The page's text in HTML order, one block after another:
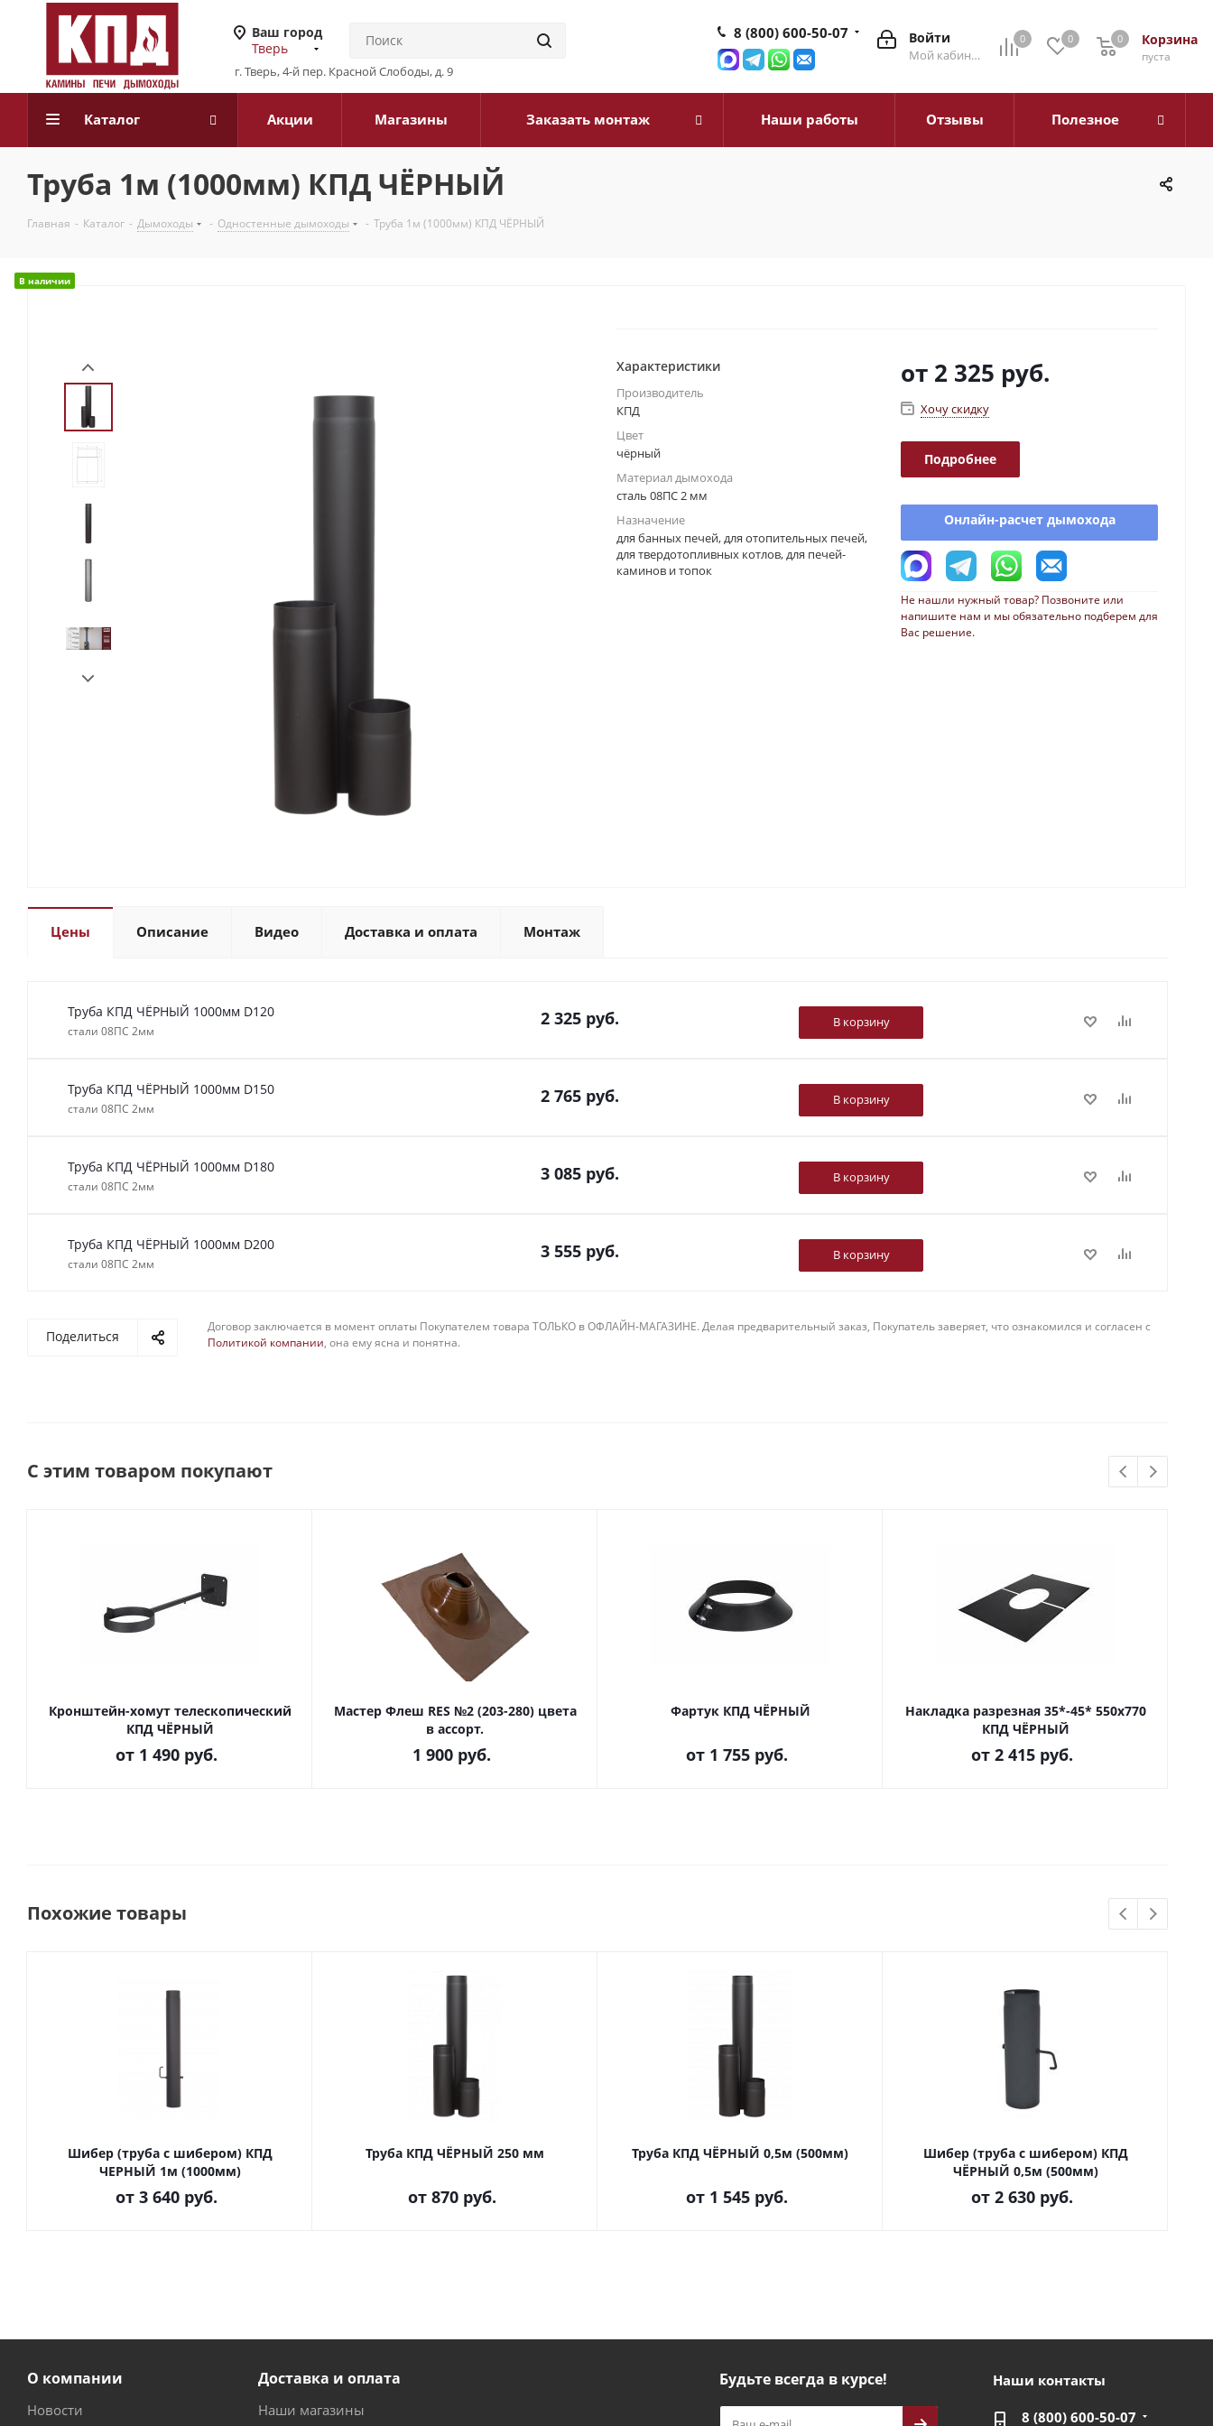
Ваш город
Тверь
г. Тверь, 4-й пер. Красной Слободы, д. 9
0 0 Корзина
0
пуста
0
Войти
Мой кабинет
8 (800) 600-50-07
Каталог Акции Магазины Заказать монтаж Наши работы Отзывы Полезное
Труба 1м (1000мм) КПД ЧЁРНЫЙ
Главная - Каталог - Дымоходы - Одностенные дымоходы - Труба 1м (1000мм) КПД ЧЁРНЫЙ
В наличии
Характеристики
Производитель
КПД
Цвет
чёрный
Материал дымохода
сталь 08ПС 2 мм
Назначение
для банных печей, для отопительных печей,
для твердотопливных котлов, для печей-
каминов и топок
от 2 325 руб.
Хочу скидку
Подробнее
Онлайн-расчет дымохода
Не нашли нужный товар? Позвоните или
напишите нам и мы обязательно подберем для
Вас решение.
Цены Описание Видео Доставка и оплата Монтаж
Труба КПД ЧЁРНЫЙ 1000мм D120
стали 08ПС 2мм
2 325 руб. В корзину
Труба КПД ЧЁРНЫЙ 1000мм D150
стали 08ПС 2мм
2 765 руб. В корзину
Труба КПД ЧЁРНЫЙ 1000мм D180
стали 08ПС 2мм
3 085 руб. В корзину
Труба КПД ЧЁРНЫЙ 1000мм D200
стали 08ПС 2мм
3 555 руб. В корзину
Поделиться
Договор заключается в момент оплаты Покупателем товара ТОЛЬКО в ОФЛАЙН-МАГАЗИНЕ. Делая предварительный заказ, Покупатель заверяет, что ознакомился и согласен с
Политикой компании, она ему ясна и понятна.
С этим товаром покупают
Кронштейн-хомут телескопический
КПД ЧЁРНЫЙ
от 1 490 руб.
Мастер Флеш RES №2 (203-280) цвета
в ассорт.
1 900 руб.
Фартук КПД ЧЁРНЫЙ
от 1 755 руб.
Накладка разрезная 35*-45* 550х770
КПД ЧЁРНЫЙ
от 2 415 руб.
Похожие товары
Шибер (труба с шибером) КПД
ЧЕРНЫЙ 1м (1000мм)
от 3 640 руб.
Труба КПД ЧЁРНЫЙ 250 мм
от 870 руб.
Труба КПД ЧЁРНЫЙ 0,5м (500мм)
от 1 545 руб.
Шибер (труба с шибером) КПД
ЧЁРНЫЙ 0,5м (500мм)
от 2 630 руб.
О компании
Новости
Доставка и оплата
Наши магазины
Будьте всегда в курсе! Наши контакты
8 (800) 600-50-07